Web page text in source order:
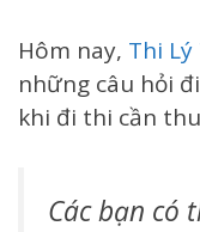
Hôm nay, Thi
những câu hỏi
khi đi thi cần
Các bạn có